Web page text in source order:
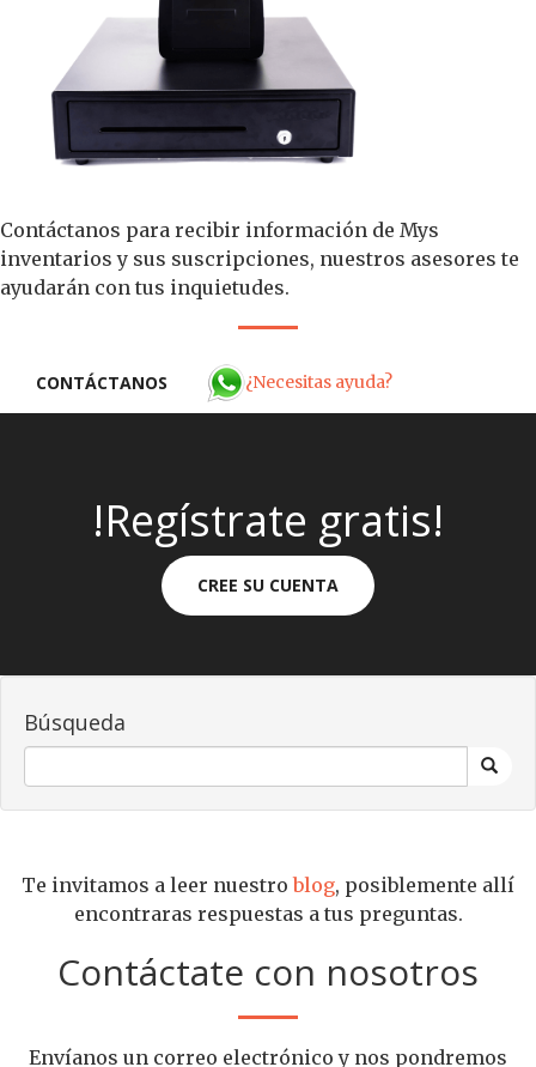
Contáctanos para recibir información de Mys
inventarios y sus suscripciones, nuestros asesores te
ayudarán con tus inquietudes.
CONTÁCTANOS ¿Necesitas ayuda?
!Regístrate gratis!
CREE SU CUENTA
Búsqueda
Te invitamos a leer nuestroblog, posiblemente allí
encontraras respuestas a tus preguntas.
Contáctate con nosotros
Envíanos un correo electrónico y nos pondremos